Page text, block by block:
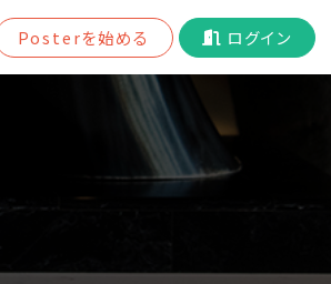
Posterを始める ログイン